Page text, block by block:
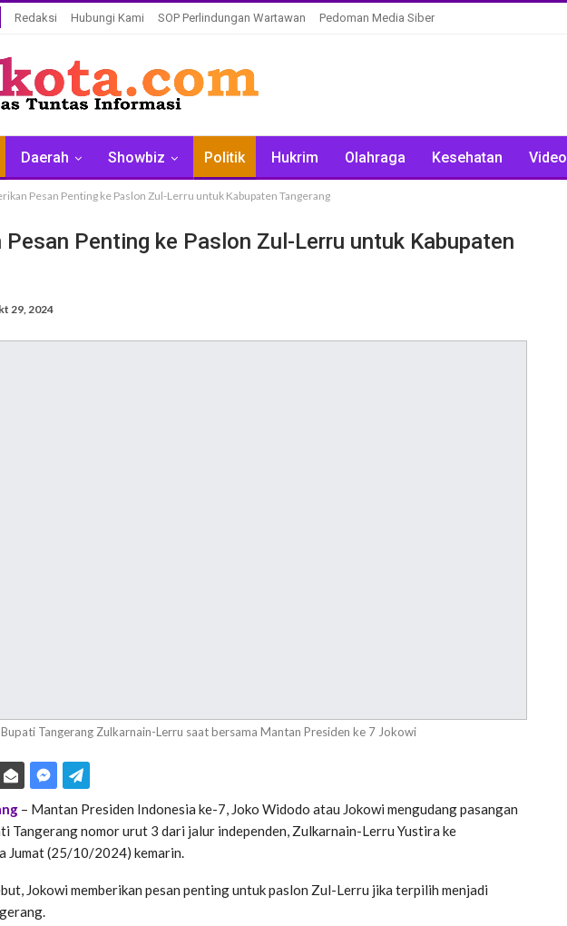
Redaksi Hubungi Kami SOP Perlindungan Wartawan Pedoman Media Siber
Daerah Showbiz Politik Hukrim Olahraga Kesehatan Video
Pesan Penting ke Paslon Zul-Lerru untuk Kabupaten Tangerang
Penting ke Paslon Zul-Lerru untuk Kabupaten
29, 2024
Tangerang Zulkarnain-Lerru saat bersama Mantan Presiden ke 7 Jokowi
– Mantan Presiden Indonesia ke-7, Joko Widodo atau Jokowi mengudang pasangan
Tangerang nomor urut 3 dari jalur independen, Zulkarnain-Lerru Yustira ke
Jumat (25/10/2024) kemarin.
Jokowi memberikan pesan penting untuk paslon Zul-Lerru jika terpilih menjadi